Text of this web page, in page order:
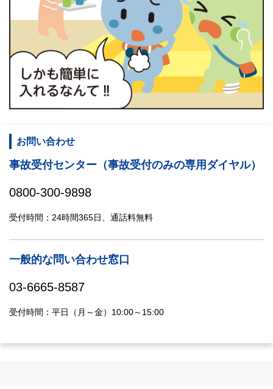
お問い合わせ
事故受付センター（事故受付のみの専用ダイヤル）
0800-300-9898
受付時間：24時間365日、通話料無料
一般的な問い合わせ窓口
03-6665-8587
受付時間：平日（月～金）10:00～15:00